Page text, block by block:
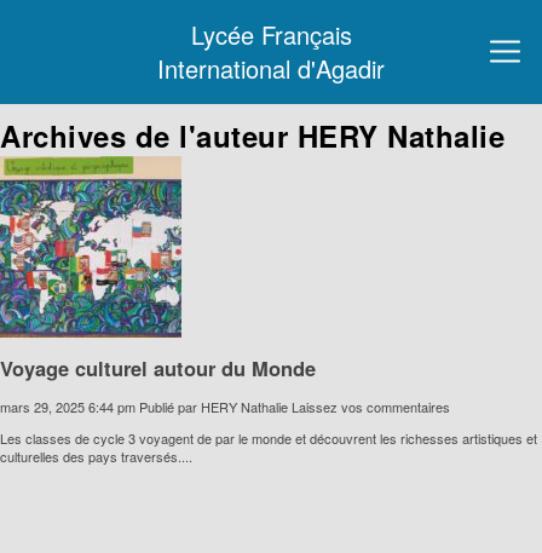
Lycée Français
International d'Agadir
Archives de l'auteur HERY Nathalie
Voyage culturel autour du Monde
mars 29, 2025 6:44 pm Publié par HERY Nathalie Laissez vos commentaires
Les classes de cycle 3 voyagent de par le monde et découvrent les richesses artistiques et
culturelles des pays traversés....